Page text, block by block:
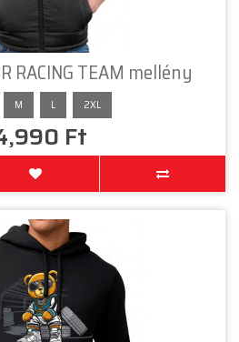
RACING TEAM mellény
M L 2XL
Ft